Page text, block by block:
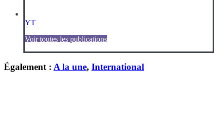
YT
Voir toutes les publications
Également : A la une, International